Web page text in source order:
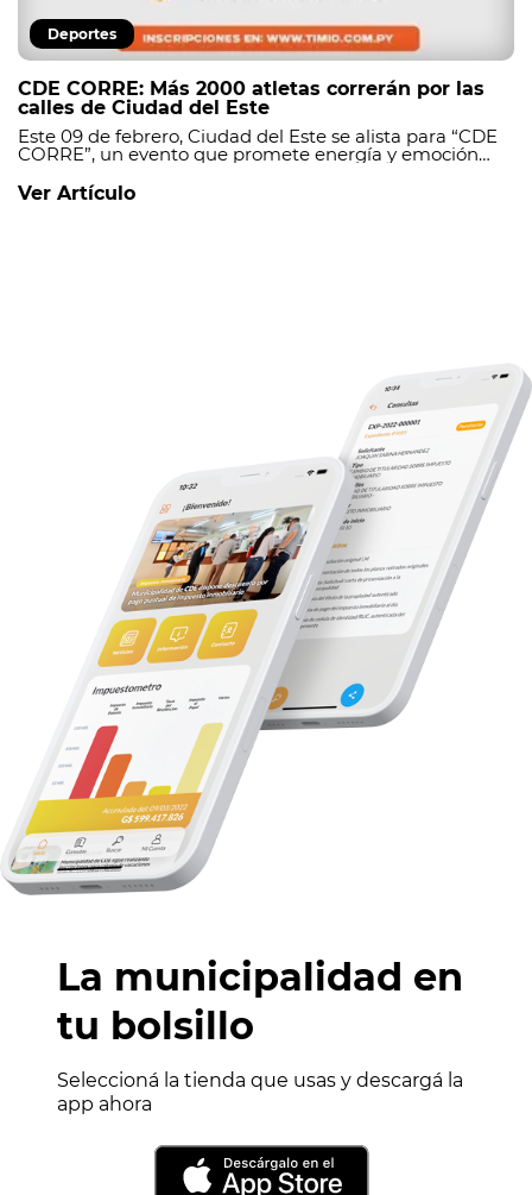
Deportes
CDE CORRE: Más 2000 atletas correrán por las
calles de Ciudad del Este
Este 09 de febrero, Ciudad del Este se alista para “CDE
CORRE”, un evento que promete energía y emoción
Ver Artículo
La municipalidad en
tu bolsillo
Seleccioná la tienda que usas y descargá la
app ahora